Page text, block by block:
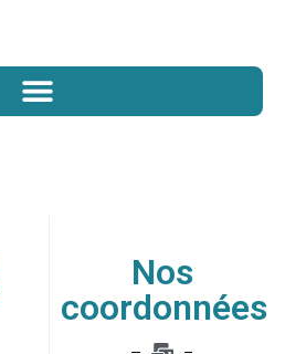
Nos
coordonnées